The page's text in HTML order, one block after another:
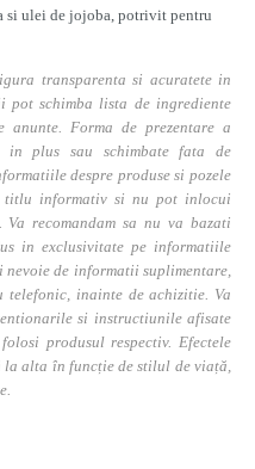
si ulei de jojoba, potrivit pentru
transparenta si acuratete in
pot schimba lista de ingrediente
Forma de prezentare a
in plus sau schimbate fata de
despre produse si pozele
titlu informativ si nu pot inlocui
recomandam sa nu va bazati
in exclusivitate pe informatiile
nevoie de informatii suplimentare,
telefonic, inainte de achizitie. Va
si instructiunile afisate
produsul respectiv. Efectele
la alta în funcție de stilul de viață,